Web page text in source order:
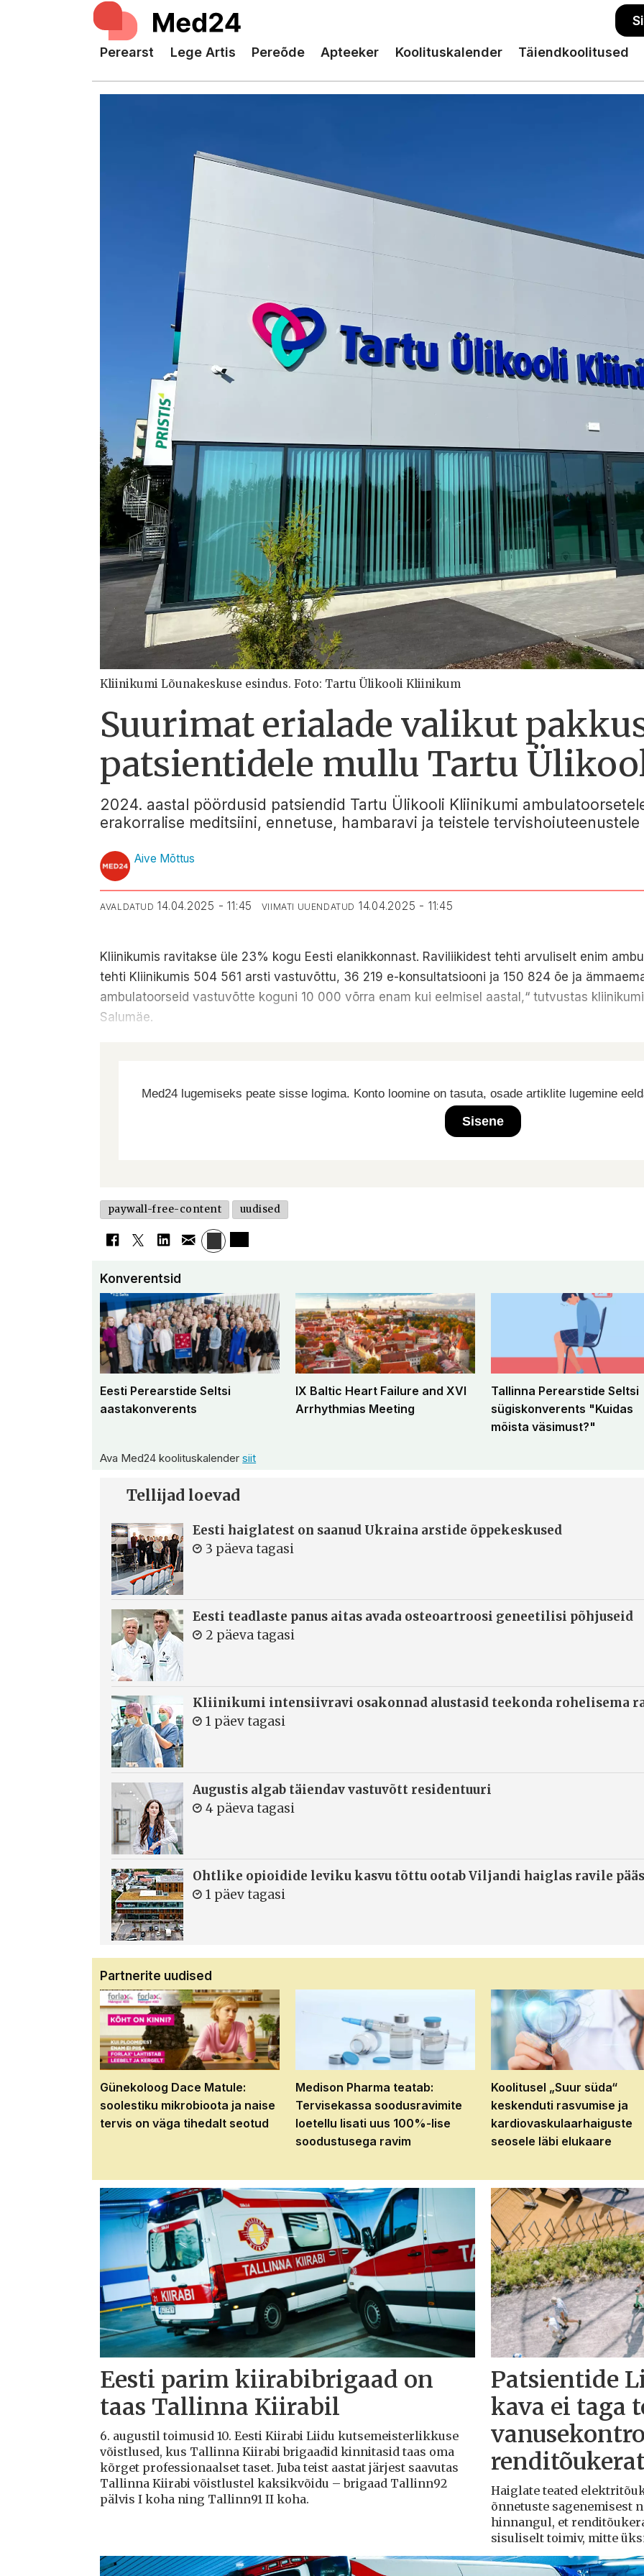
Perearst Lege Artis Pereõde Apteeker Koolituskalender Täiendkoolitused
Kliinikumi Lõunakeskuse esindus. Foto: Tartu Ülikooli Kliinikum
Suurimat erialade valikut
patsientidele mullu Tartu
2024. aastal pöördusid patsiendid Tartu Ülikooli Kliinikumi
erakorralise meditsiini, ennetuse, hambaravi ja teistele
Aive Mõttus
AVALDATUD 14.04.2025 - 11:45 VIIMATI UUENDATUD 14.04.2025 - 11:45
Kliinikumis ravitakse üle 23% kogu Eesti elanikkonnast. Raviliikidest tehti arvuliselt enim
tehti Kliinikumis 504 561 arsti vastuvõttu, 36 219 e-konsultatsiooni ja 150 824 õe ja
ambulatoorseid vastuvõtte koguni 10 000 võrra enam kui eelmisel aastal,“ tutvustas
Salumäe.
Med24 lugemiseks peate sisse logima. Konto loomine on tasuta, osade artiklite lugemine
Sisene
paywall-free-content uudised
Konverentsid
Eesti Perearstide Seltsi
aastakonverents
IX Baltic Heart Failure and XVI
Arrhythmias Meeting
Tallinna Perearstide Seltsi
sügiskonverents "Kuidas
mõista väsimust?"
Ava Med24 koolituskalendersiit
Tellijad loevad
Eesti haiglatest on saanud Ukraina arstide õppekeskused
3 päeva tagasi
Eesti teadlaste panus aitas avada osteoartroosi geneetilisi põhjuseid
2 päeva tagasi
Kliinikumi intensiivravi osakonnad alustasid teekonda rohelisema
1 päev tagasi
Augustis algab täiendav vastuvõtt residentuuri
4 päeva tagasi
Ohtlike opioidide leviku kasvu tõttu ootab Viljandi haiglas ravile
1 päev tagasi
Partnerite uudised
Günekoloog Dace Matule:
soolestiku mikrobioota ja naise
tervis on väga tihedalt seotud
Medison Pharma teatab:
Tervisekassa soodusravimite
loetellu lisati uus 100%-lise
soodustusega ravim
Koolitusel „Suur süda“
keskenduti rasvumise ja
kardiovaskulaarhaiguste
seosele läbi elukaare
Eesti parim kiirabibrigaad on
taas Tallinna Kiirabil
6. augustil toimusid 10. Eesti Kiirabi Liidu kutsemeisterlikkuse
võistlused, kus Tallinna Kiirabi brigaadid kinnitasid taas oma
kõrget professionaalset taset. Juba teist aastat järjest saavutas
Tallinna Kiirabi võistlustel kaksikvõidu – brigaad Tallinn92
pälvis I koha ning Tallinn91 II koha.
Patsientide
kava ei taga
Haiglate teated
õnnetuste sagenemisest
hinnangul, et
sisuliselt toimiv, mitte